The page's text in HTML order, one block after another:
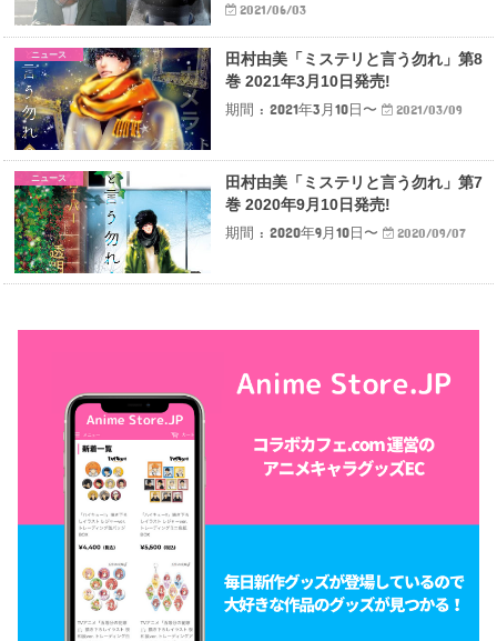
2021/06/03
ニュース
田村由美「ミステリと言う勿れ」第8
巻 2021年3月10日発売!
期間 : 2021年3月10日〜
2021/03/09
ニュース
田村由美「ミステリと言う勿れ」第7
巻 2020年9月10日発売!
期間 : 2020年9月10日〜
2020/09/07